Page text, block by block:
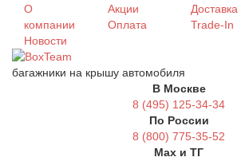
О
компании
Новости
Акции
Оплата
Доставка
Trade-In
багажники на крышу автомобиля
В Москве
8 (495) 125-34-34
По России
8 (800) 775-35-52
Max и ТГ